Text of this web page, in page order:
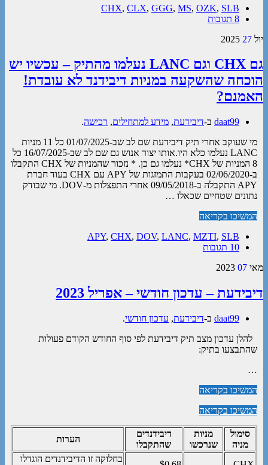
CHX, CLX, GGG, MS, OZK, SLB
8 תגובות
יול 27
2025
גם CHX וגם LANC נעלמו מהתיק – עכשיו יש
הוכחה שהשקעה במניות דיבידנד לא עובדת!
האמנם?
daat99 ב-דיבידעת, מידע למתחילים, רכישה.
מי שעוקב אחרי תיק דיבידעת שם לב שב-01/07/2025 כל 11 מניות
LANC נעלמו כלא היו.אותו יצור אנוש גם שם לב שב-16/07/2025 כל
8 המניות של CHX* נעלמו גם כן. * נזכור שהמניות של CHX התקבלו
ב-02/06/2020 בעקבות התמזגות של APY עם CHX בעוד חברת
APY התקבלה ב-09/05/2018 אחרי התפצלות מ-DOV. מי שבודק
נתונים שטחיים שכאלו …
המשיכו בקריאה
APY, CHX, DOV, LANC, MZTI, SLB
10 תגובות
מאי 07
2023
דיבידעת – עדכון חודשי – אפריל 2023
daat99 ב-דיבידעת, עדכון חודשי.
להלן עדכון מצב תיק דיבידעת לפי סוף החודש הקודם פעולות
שהתבצעו בתיק:
…
המשיכו בקריאה
המשיכו בקריאה
סימול
מניה
מניות
שנרכשו
דיבידנדים
שהתקבלו
הערות
בחלוקה זו הדיבידנדים הוגדלו